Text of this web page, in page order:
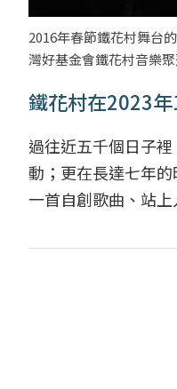
2016年春節鐵花村舞台
灣好基金會鐵花村音樂
鐵花村在2023
過往近五千個日子
動；更在長達七年
一首自創歌曲、站